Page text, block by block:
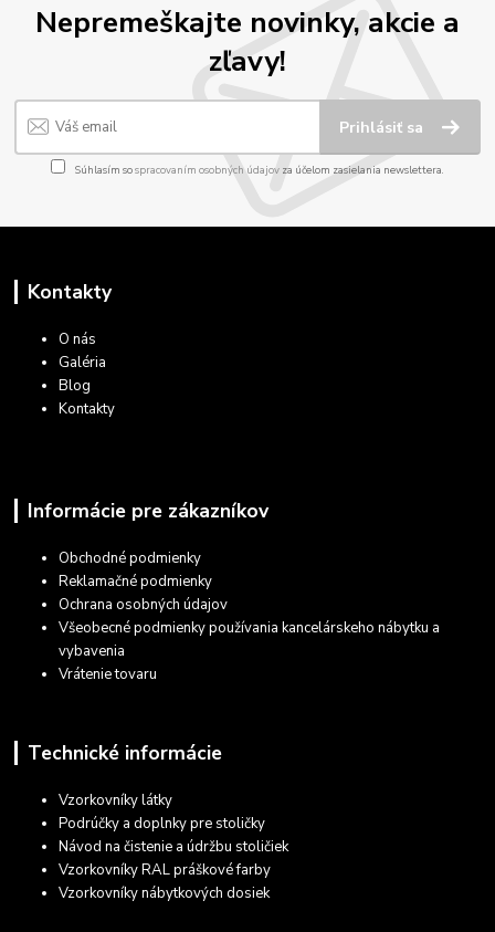
Nepremeškajte novinky, akcie a
zľavy!
Prihlásiť sa
Súhlasím sospracovaním osobných údajov za účelom zasielania newslettera.
Kontakty
O nás
Galéria
Blog
Kontakty
Informácie pre zákazníkov
Obchodné podmienky
Reklamačné podmienky
Ochrana osobných údajov
Všeobecné podmienky používania kancelárskeho nábytku a
vybavenia
Vrátenie tovaru
Technické informácie
Vzorkovníky látky
Podrúčky a doplnky pre stoličky
Návod na čistenie a údržbu stoličiek
Vzorkovníky RAL práškové farby
Vzorkovníky nábytkových dosiek